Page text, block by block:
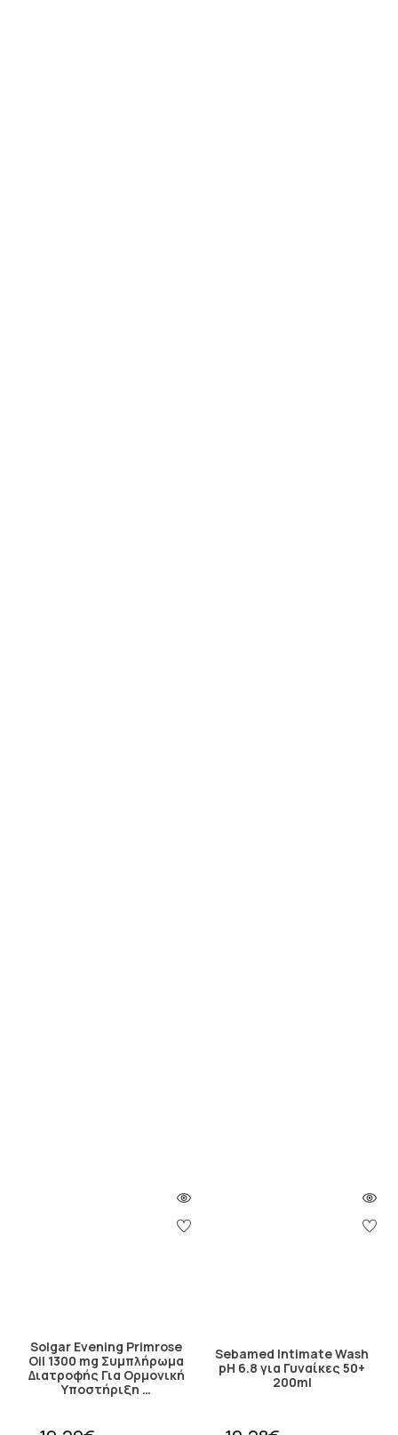
Solgar Evening Primrose
Oil 1300 mg Συμπλήρωμα
Διατροφής Για Ορμονική
Υποστήριξη …
Sebamed Intimate Wash
pH 6.8 για Γυναίκες 50+
200ml